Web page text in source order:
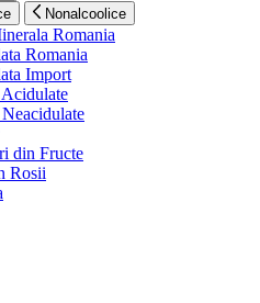
Nonalcoolice
Romania
Romania
Import
din Fructe
Rosii